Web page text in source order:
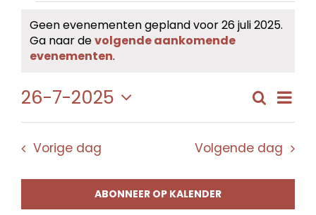
Evenementen
in
26
juli
2025
Bericht
Geen evenementen gepland voor 26 juli 2025.
Ga naar devolgende aankomende
evenementen.
en
Zoeken
Dag
26-7-2025
Selecteer
datum.
Vorige dag Volgende dag
ABONNEER OP KALENDER